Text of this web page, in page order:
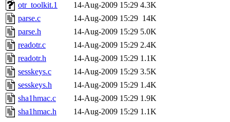
otr_toolkit.1
14-Aug-2009 15:29 4.3K
parse.c
14-Aug-2009 15:29 14K
parse.h
14-Aug-2009 15:29 5.0K
readotr.c
14-Aug-2009 15:29 2.4K
readotr.h
14-Aug-2009 15:29 1.1K
sesskeys.c
14-Aug-2009 15:29 3.5K
sesskeys.h
14-Aug-2009 15:29 1.4K
sha1hmac.c
14-Aug-2009 15:29 1.9K
sha1hmac.h
14-Aug-2009 15:29 1.1K